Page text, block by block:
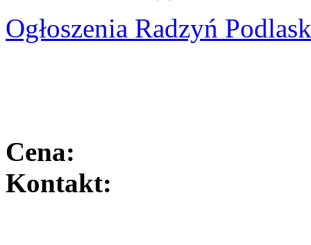
Ogłoszenia Radzyń
Cena:
Kontakt: